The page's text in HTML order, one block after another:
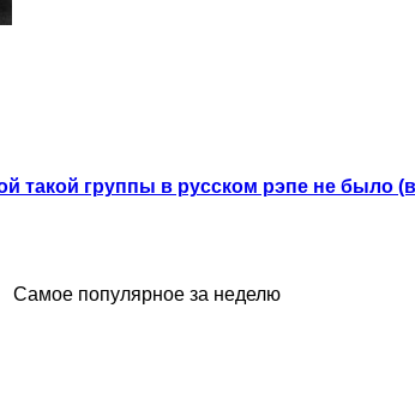
такой группы в русском рэпе не было
Самое популярное за неделю